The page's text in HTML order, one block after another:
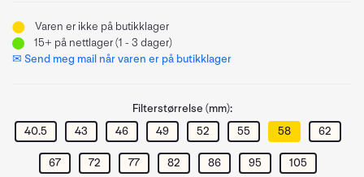
Varen er ikke på butikklager
15+ på nettlager (1 - 3 dager)
✉ Send meg mail når varen er på butikklager
Filterstørrelse (mm):
40.5
43 46 49 52 55 58 62
67 72 77 82 86 95 105